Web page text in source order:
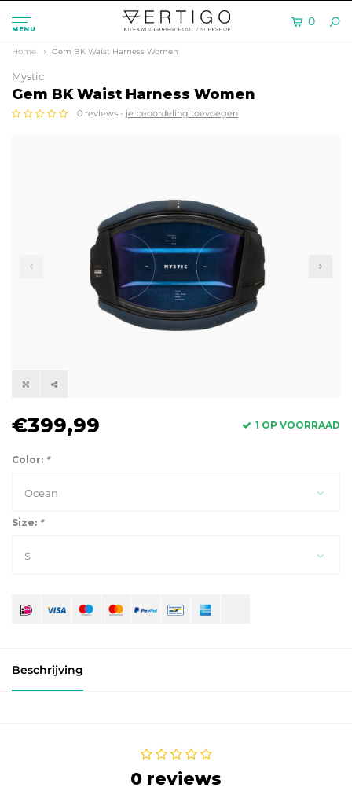
MENU
0
Home Gem BK Waist Harness Women
Mystic
Gem BK Waist Harness Women
0 reviews - je beoordeling toevoegen
€399,99 1 OP VOORRAAD
Color: *
Ocean
Size: *
S
Beschrijving
0 reviews